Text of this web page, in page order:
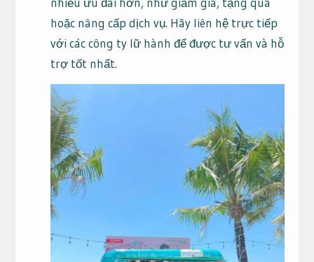
hoặc nâng cấp dịch vụ. Hãy liên hệ trực tiếp
với các công ty lữ hành để được tư vấn và hỗ
trợ tốt nhất.